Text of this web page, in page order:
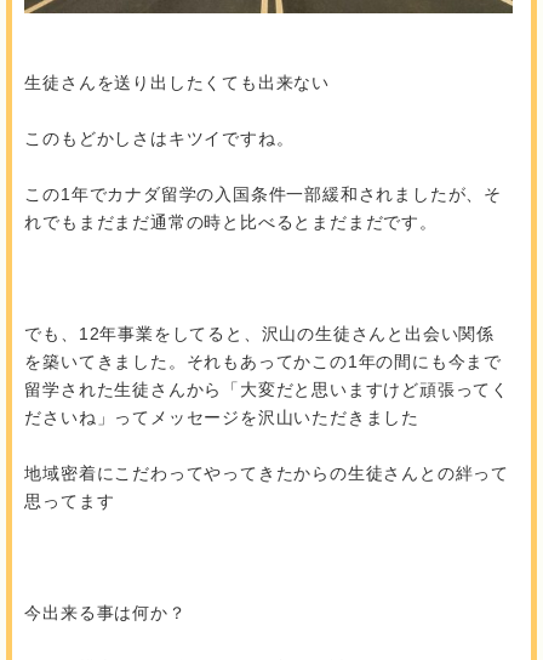
生徒さんを送り出したくても出来ない
このもどかしさはキツイですね。
この1年でカナダ留学の入国条件一部緩和されましたが、そ
れでもまだまだ通常の時と比べるとまだまだです。
でも、12年事業をしてると、沢山の生徒さんと出会い関係
を築いてきました。それもあってかこの1年の間にも今まで
留学された生徒さんから「大変だと思いますけど頑張ってく
ださいね」ってメッセージを沢山いただきました
地域密着にこだわってやってきたからの生徒さんとの絆って
思ってます
今出来る事は何か？